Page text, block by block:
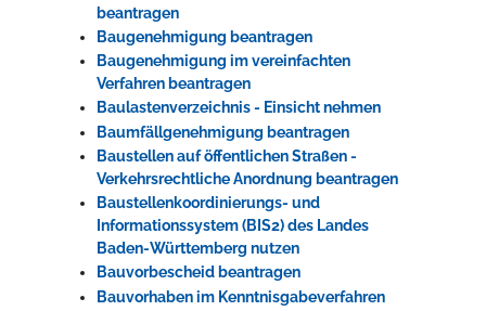
beantragen
Baugenehmigung beantragen
Baugenehmigung im vereinfachten
Verfahren beantragen
Baulastenverzeichnis - Einsicht nehmen
Baumfällgenehmigung beantragen
Baustellen auf öffentlichen Straßen -
Verkehrsrechtliche Anordnung beantragen
Baustellenkoordinierungs- und
Informationssystem (BIS2) des Landes
Baden-Württemberg nutzen
Bauvorbescheid beantragen
Bauvorhaben im Kenntnisgabeverfahren